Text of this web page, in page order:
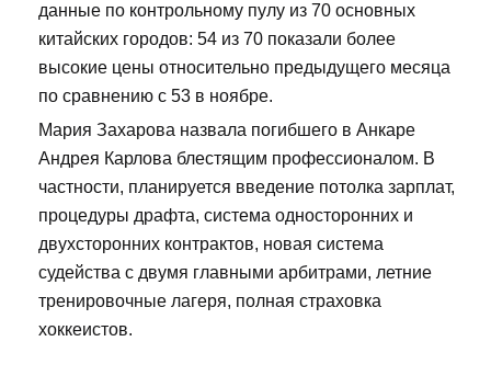
данные по контрольному пулу из 70 основных
китайских городов: 54 из 70 показали более
высокие цены относительно предыдущего месяца
по сравнению с 53 в ноябре.
Мария Захарова назвала погибшего в Анкаре
Андрея Карлова блестящим профессионалом. В
частности, планируется введение потолка зарплат,
процедуры драфта, система односторонних и
двухсторонних контрактов, новая система
судейства с двумя главными арбитрами, летние
тренировочные лагеря, полная страховка
хоккеистов.